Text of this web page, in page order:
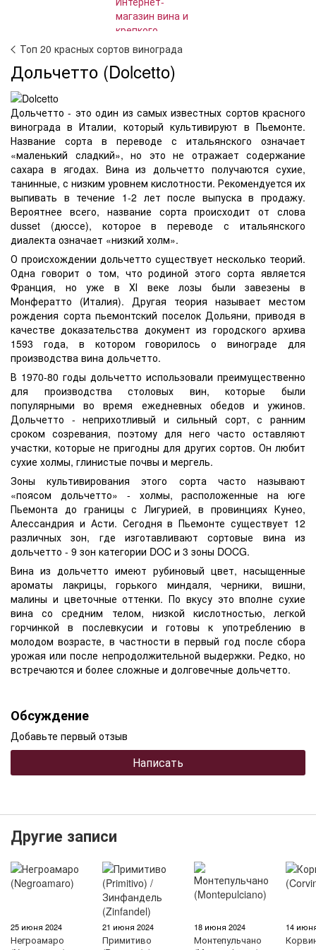
Топ 20 красных сортов винограда
Дольчетто (Dolcetto)
Дольчетто - это один из самых известных сортов красного
винограда в Италии, который культивируют в Пьемонте.
Название сорта в переводе с итальянского означает
«маленький сладкий», но это не отражает содержание
сахара в ягодах. Вина из дольчетто получаются сухие,
танинные, с низким уровнем кислотности. Рекомендуется их
выпивать в течение 1-2 лет после выпуска в продажу.
Вероятнее всего, название сорта происходит от слова
dusset (дюссе), которое в переводе с итальянского
диалекта означает «низкий холм».
О происхождении дольчетто существует несколько теорий.
Одна говорит о том, что родиной этого сорта является
Франция, но уже в ХІ веке лозы были завезены в
Монфератто (Италия). Другая теория называет местом
рождения сорта пьемонтский поселок Дольяни, приводя в
качестве доказательства документ из городского архива
1593 года, в котором говорилось о винограде для
производства вина дольчетто.
В 1970-80 годы дольчетто использовали преимущественно
для производства столовых вин, которые были
популярными во время ежедневных обедов и ужинов.
Дольчетто - неприхотливый и сильный сорт, с ранним
сроком созревания, поэтому для него часто оставляют
участки, которые не пригодны для других сортов. Он любит
сухие холмы, глинистые почвы и мергель.
Зоны культивирования этого сорта часто называют
«поясом дольчетто» - холмы, расположенные на юге
Пьемонта до границы с Лигурией, в провинциях Кунео,
Алессандрия и Асти. Сегодня в Пьемонте существует 12
различных зон, где изготавливают сортовые вина из
дольчетто - 9 зон категории DOC и 3 зоны DOCG.
Вина из дольчетто имеют рубиновый цвет, насыщенные
ароматы лакрицы, горького миндаля, черники, вишни,
малины и цветочные оттенки. По вкусу это вполне сухие
вина со средним телом, низкой кислотностью, легкой
горчинкой в послевкусии и готовы к употреблению в
молодом возрасте, в частности в первый год после сбора
урожая или после непродолжительной выдержки. Редко, но
встречаются и более сложные и долговечные дольчетто.
Обсуждение
Добавьте первый отзыв
Написать
Другие записи
25 июня 2024
Негроамаро
21 июня 2024
Примитиво
18 июня 2024
Монтепульчано
14